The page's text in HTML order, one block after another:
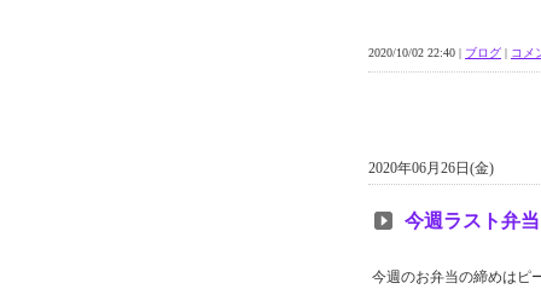
2020/10/02 22:40 | ブログ | コメ
2020年06月26日(金)
今週ラスト弁当
今週のお弁当の締めはピ